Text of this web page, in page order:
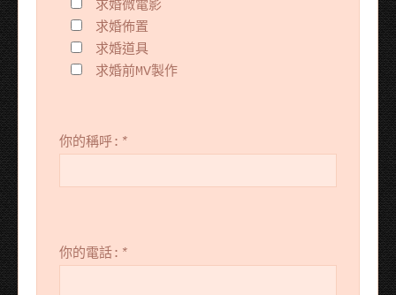
求婚微電影
求婚佈置
求婚道具
求婚前MV製作
你的稱呼: *
你的電話: *